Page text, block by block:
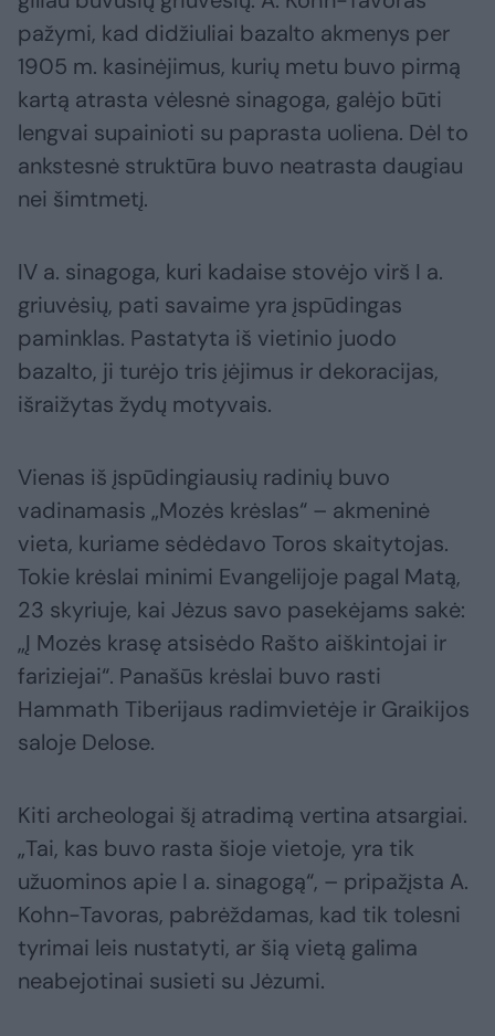
pažymi, kad didžiuliai bazalto akmenys per
1905 m. kasinėjimus, kurių metu buvo pirmą
kartą atrasta vėlesnė sinagoga, galėjo būti
lengvai supainioti su paprasta uoliena. Dėl to
ankstesnė struktūra buvo neatrasta daugiau
nei šimtmetį.
IV a. sinagoga, kuri kadaise stovėjo virš I a.
griuvėsių, pati savaime yra įspūdingas
paminklas. Pastatyta iš vietinio juodo
bazalto, ji turėjo tris įėjimus ir dekoracijas,
išraižytas žydų motyvais.
Vienas iš įspūdingiausių radinių buvo
vadinamasis „Mozės krėslas“ – akmeninė
vieta, kuriame sėdėdavo Toros skaitytojas.
Tokie krėslai minimi Evangelijoje pagal Matą,
23 skyriuje, kai Jėzus savo pasekėjams sakė:
„Į Mozės krasę atsisėdo Rašto aiškintojai ir
fariziejai“. Panašūs krėslai buvo rasti
Hammath Tiberijaus radimvietėje ir Graikijos
saloje Delose.
Kiti archeologai šį atradimą vertina atsargiai.
„Tai, kas buvo rasta šioje vietoje, yra tik
užuominos apie I a. sinagogą“, – pripažįsta A.
Kohn-Tavoras, pabrėždamas, kad tik tolesni
tyrimai leis nustatyti, ar šią vietą galima
neabejotinai susieti su Jėzumi.